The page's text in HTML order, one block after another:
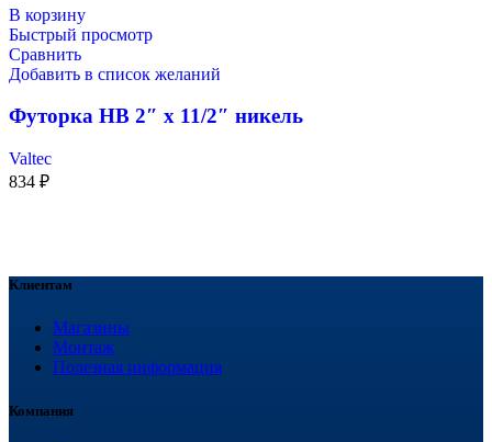
В корзину
Быстрый просмотр
Сравнить
Добавить в список желаний
Футорка НВ 2″ x 11/2″ никель
Valtec
834 ₽
Клиентам
Магазины
Монтаж
Полезная информация
Компания